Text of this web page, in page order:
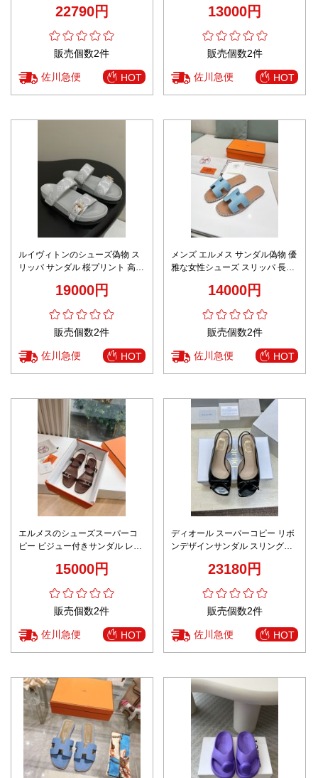
22790円
販売個数2件
佐川急便 HOT
13000円
販売個数2件
佐川急便 HOT
ルイヴィトンのシューズ偽物 ス
リッパ サンダル 桜プリント 高品
19000円
販売個数2件
佐川急便 HOT
メンズ エルメス サンダル偽物 優
雅な女性シューズ スリッパ 長時
14000円
販売個数2件
佐川急便 HOT
エルメスのシューズスーパーコ
ピー ビジュー付きサンダル レザ
飾り ファッション ブラウン
15000円
販売個数2件
佐川急便 HOT
ディオール スーパーコピー リボ
ンデザインサンダル スリングバ
23180円
販売個数2件
佐川急便 HOT